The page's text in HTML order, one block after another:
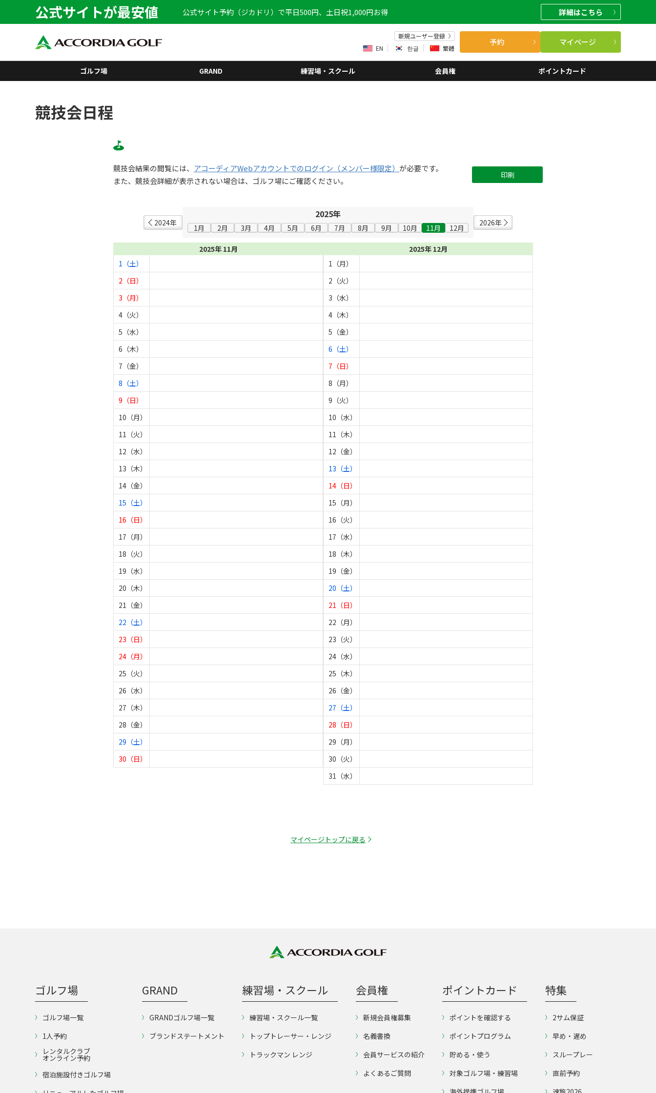
公式サイトが最安値 公式サイト予約（ジカドリ）で平日500円、土日祝1,000円お得 詳細はこちら
新規ユーザー登録
EN
한글 繁體
予約 マイページ
ゴルフ場 GRAND 練習場・スクール 会員権 ポイントカード
競技会日程
競技会結果の閲覧には、 アコーディアWebアカウントでのログイン（メンバー様限定） が必要です。
また、競技会詳細が表示されない場合は、ゴルフ場にご確認ください。
印刷
2024年
2025年
1月 2月 3月 4月 5月 6月 7月 8月 9月 10月 11月 12月
2026年
2025年 11月
1（土）
2（日）
3（月）
4（火）
5（水）
6（木）
7（金）
8（土）
9（日）
10（月）
11（火）
12（水）
13（木）
14（金）
15（土）
16（日）
17（月）
18（火）
19（水）
20（木）
21（金）
22（土）
23（日）
24（月）
25（火）
26（水）
27（木）
28（金）
29（土）
30（日）
2025年 12月
1（月）
2（火）
3（水）
4（木）
5（金）
6（土）
7（日）
8（月）
9（火）
10（水）
11（木）
12（金）
13（土）
14（日）
15（月）
16（火）
17（水）
18（木）
19（金）
20（土）
21（日）
22（月）
23（火）
24（水）
25（木）
26（金）
27（土）
28（日）
29（月）
30（火）
31（水）
マイページトップに戻る
ゴルフ場
ゴルフ場一覧
1人予約
レンタルクラブ
オンライン予約
宿泊施設付きゴルフ場
GRAND
GRANDゴルフ場一覧
ブランドステートメント
練習場・スクール
練習場・スクール一覧
トップトレーサー・レンジ
トラックマン レンジ
会員権
新規会員権募集
名義書換
会員サービスの紹介
よくあるご質問
ポイントカード
ポイントを確認する
ポイントプログラム
貯める・使う
対象ゴルフ場・練習場
特集
2サム保証
早め・遅め
スループレー
直前予約